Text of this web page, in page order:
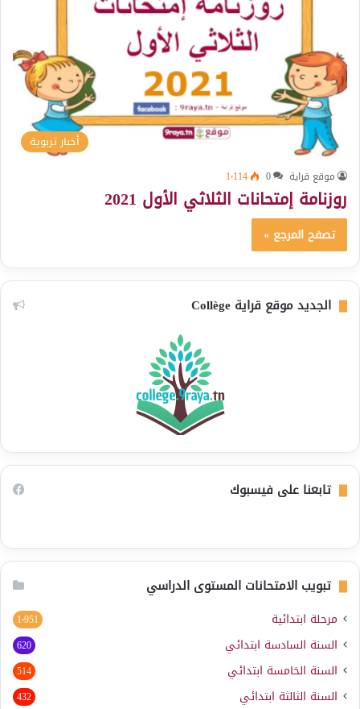
أخبار تربوية
موقع قراية 0 1٬114
روزنامة إمتحانات الثلاثي الأول 2021
تصفح المرجع »
الجديد موقع قراية Collège
تابعنا على فيسبوك
تبويب الامتحانات المستوى الدراسي
مرحلة ابتدائية 1٬951
السنة السادسة ابتدائي 620
السنة الخامسة ابتدائي 514
السنة الثالثة ابتدائي 432